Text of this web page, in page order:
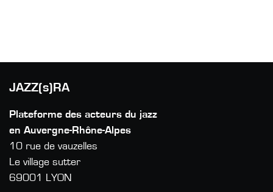
JAZZ(s)RA
Plateforme des acteurs du jazz
en Auvergne-Rhône-Alpes
10 rue de vauzelles
Le village sutter
69001 LYON